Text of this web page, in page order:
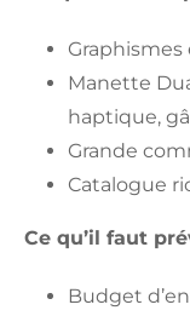
Manette
haptique,
Grande
Catalogue
Ce qu’il faut
Budget